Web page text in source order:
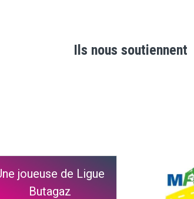
Ils nous soutiennent
joueuse de Ligue
Butagaz